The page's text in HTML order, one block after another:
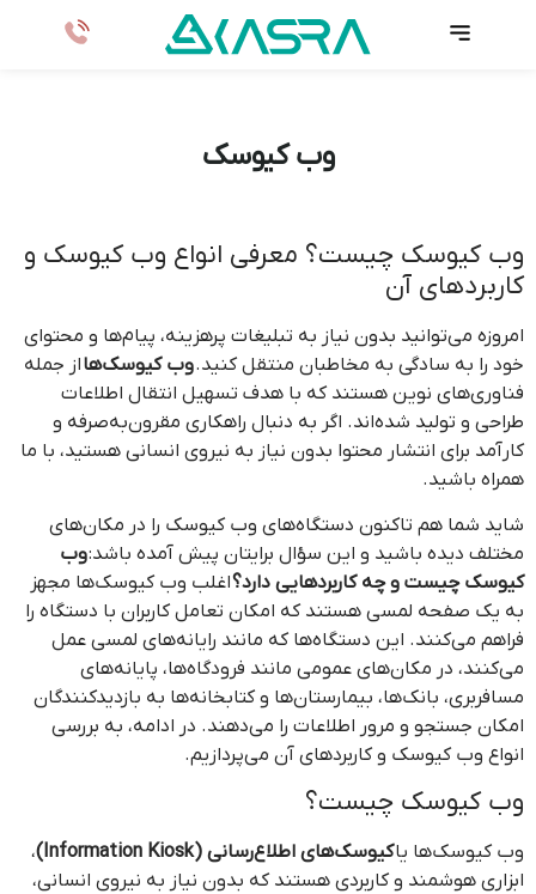
وب کیوسک
وب کیوسک چیست؟ معرفی انواع وب کیوسک و
کاربردهای آن
امروزه می‌توانید بدون نیاز به تبلیغات پرهزینه، پیام‌ها و محتوای
خود را به سادگی به مخاطبان منتقل کنید.وب کیوسک‌هااز جمله
فناوری‌های نوین هستند که با هدف تسهیل انتقال اطلاعات
طراحی و تولید شده‌اند. اگر به دنبال راهکاری مقرون‌به‌صرفه و
کارآمد برای انتشار محتوا بدون نیاز به نیروی انسانی هستید، با ما
همراه باشید.
شاید شما هم تاکنون دستگاه‌های وب کیوسک را در مکان‌های
مختلف دیده باشید و این سؤال برایتان پیش آمده باشد:وب
کیوسک چیست و چه کاربردهایی دارد؟اغلب وب کیوسک‌ها مجهز
به یک صفحه لمسی هستند که امکان تعامل کاربران با دستگاه را
فراهم می‌کنند. این دستگاه‌ها که مانند رایانه‌های لمسی عمل
می‌کنند، در مکان‌های عمومی مانند فرودگاه‌ها، پایانه‌های
مسافربری، بانک‌ها، بیمارستان‌ها و کتابخانه‌ها به بازدیدکنندگان
امکان جستجو و مرور اطلاعات را می‌دهند. در ادامه، به بررسی
انواع وب کیوسک و کاربردهای آن می‌پردازیم.
وب کیوسک چیست؟
وب کیوسک‌ها یاکیوسک‌های اطلاع‌رسانی (Information Kiosk)
،
ابزاری هوشمند و کاربردی هستند که بدون نیاز به نیروی انسانی،